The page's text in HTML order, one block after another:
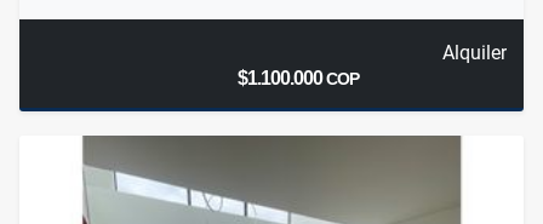
Alquiler
$1.100.000COP